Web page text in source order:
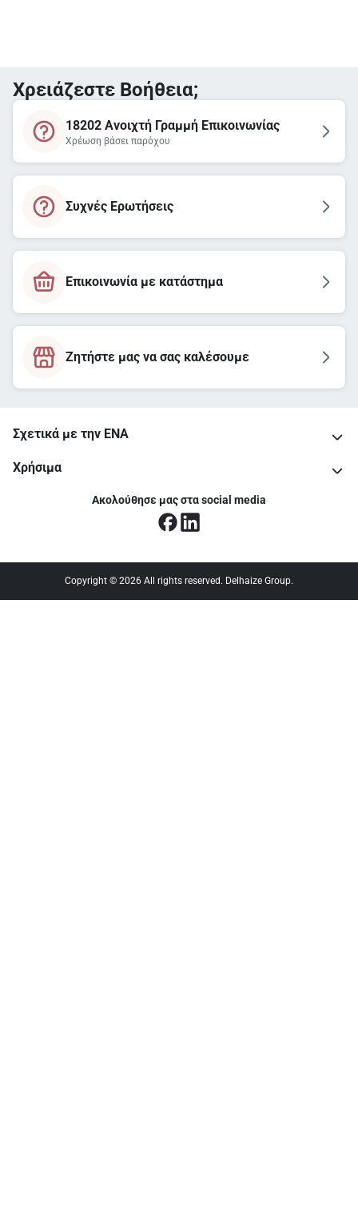
Χρειάζεστε Βοήθεια;
18202 Ανοιχτή Γραμμή Επικοινωνίας
Χρέωση βάσει παρόχου
Συχνές Ερωτήσεις
Επικοινωνία με κατάστημα
Ζητήστε μας να σας καλέσουμε
Σχετικά με την ΕΝΑ
Χρήσιμα
Ακολούθησε μας στα social media
Copyright © 2026 All rights reserved. Delhaize Group.